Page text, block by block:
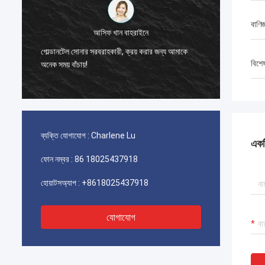
আসিফ খান বাহরাইনে
গোল্ডানটেল সোনার সরবরাহকারী, ক্রয় করার জন্য আমাকে
অনেক সময় বাঁচায়!
সংযুক্ত আরব
অ্যাক্সেস কার্ডের সাথে
ব্যক্তি যোগাযোগ : Charlene Lu
ফোন নম্বর : 86 18025437918
হোয়াটসঅ্যাপ : +8618025437918
যোগাযোগ